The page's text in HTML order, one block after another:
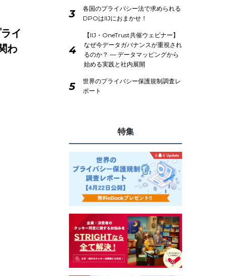
イ
わ
3
各国のプライバシー法で求められる
DPOはIIJにおまかせ！
4
【IIJ・OneTrust共催ウェビナー】
なぜ今データガバナンスが重視され
るのか？ ― データマッピングから
始める実践と社内展開
5
世界のプライバシー保護規制調査レ
ポート
特集